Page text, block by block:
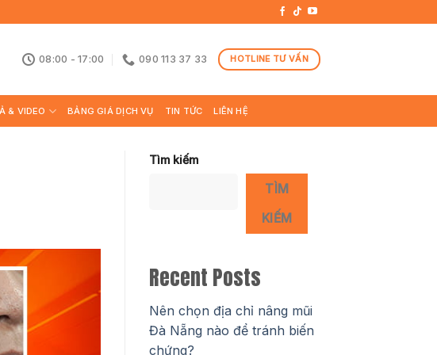
08:00 - 17:00 090 113 37 33 HOTLINE TƯ VẤN
& VIDEO BẢNG GIÁ DỊCH VỤ TIN TỨC LIÊN HỆ
Tìm kiếm
TÌM
KIẾM
Recent Posts
Nên chọn địa chỉ nâng mũi
Đà Nẵng nào để tránh biến
chứng?